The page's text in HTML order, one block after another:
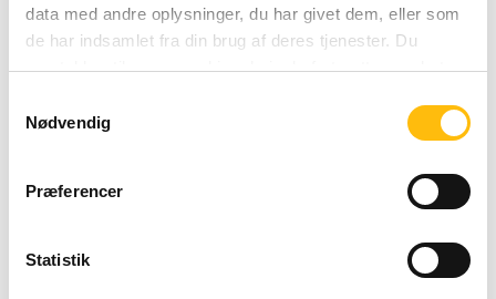
data med andre oplysninger, du har givet dem, eller som
de har indsamlet fra din brug af deres tjenester. Du
samtykker til vores cookies, hvis du fortsætter med at
Nødvendig
Præferencer
Statistik